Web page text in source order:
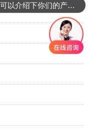
可以介绍下你们的产品么